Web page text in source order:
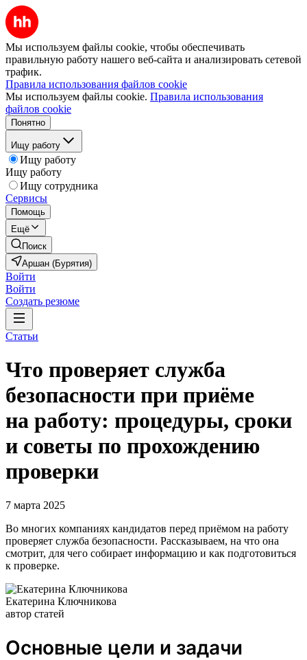
Мы используем файлы cookie, чтобы обеспечивать
правильную работу нашего веб-сайта и анализировать сетевой
трафик.
Правила использования файлов cookie
Мы используем файлы cookie. Правила использования
файлов cookie
Понятно
Ищу работу
Ищу работу
Ищу работу
Ищу сотрудника
Сервисы
Помощь
Ещё
Поиск
Аршан (Бурятия)
Войти
Войти
Создать резюме
Статьи
Что проверяет служба
безопасности при приёме
на работу: процедуры, сроки
и советы по прохождению
проверки
7 марта 2025
Во многих компаниях кандидатов перед приёмом на работу
проверяет служба безопасности. Рассказываем, на что она
смотрит, для чего собирает информацию и как подготовиться
к проверке.
Екатерина Ключникова
автор статей
Основные цели и задачи